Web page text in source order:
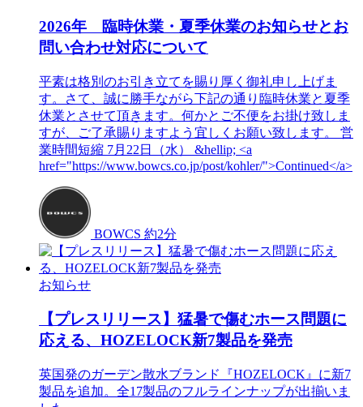
2026年 臨時休業・夏季休業のお知らせとお
問い合わせ対応について
平素は格別のお引き立てを賜り厚く御礼申し上げま
す。さて、誠に勝手ながら下記の通り臨時休業と夏季
休業とさせて頂きます。何かとご不便をお掛け致しま
すが、ご了承賜りますよう宜しくお願い致します。 営
業時間短縮 7月22日（水） &hellip; <a
href="https://www.bowcs.co.jp/post/kohler/">Continued</a>
BOWCS 約2分
お知らせ
【プレスリリース】猛暑で傷むホース問題に
応える、HOZELOCK新7製品を発売
英国発のガーデン散水ブランド『HOZELOCK』に新7
製品を追加。全17製品のフルラインナップが出揃いま